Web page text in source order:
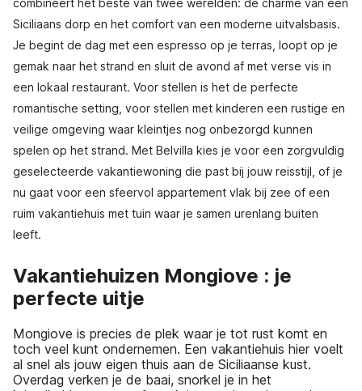
combineert het beste van twee werelden: de charme van een
Siciliaans dorp en het comfort van een moderne uitvalsbasis.
Je begint de dag met een espresso op je terras, loopt op je
gemak naar het strand en sluit de avond af met verse vis in
een lokaal restaurant. Voor stellen is het de perfecte
romantische setting, voor stellen met kinderen een rustige en
veilige omgeving waar kleintjes nog onbezorgd kunnen
spelen op het strand. Met Belvilla kies je voor een zorgvuldig
geselecteerde vakantiewoning die past bij jouw reisstijl, of je
nu gaat voor een sfeervol appartement vlak bij zee of een
ruim vakantiehuis met tuin waar je samen urenlang buiten
leeft.
Vakantiehuizen Mongiove : je
perfecte uitje
Mongiove is precies de plek waar je tot rust komt en
toch veel kunt ondernemen. Een vakantiehuis hier voelt
al snel als jouw eigen thuis aan de Siciliaanse kust.
Overdag verken je de baai, snorkel je in het